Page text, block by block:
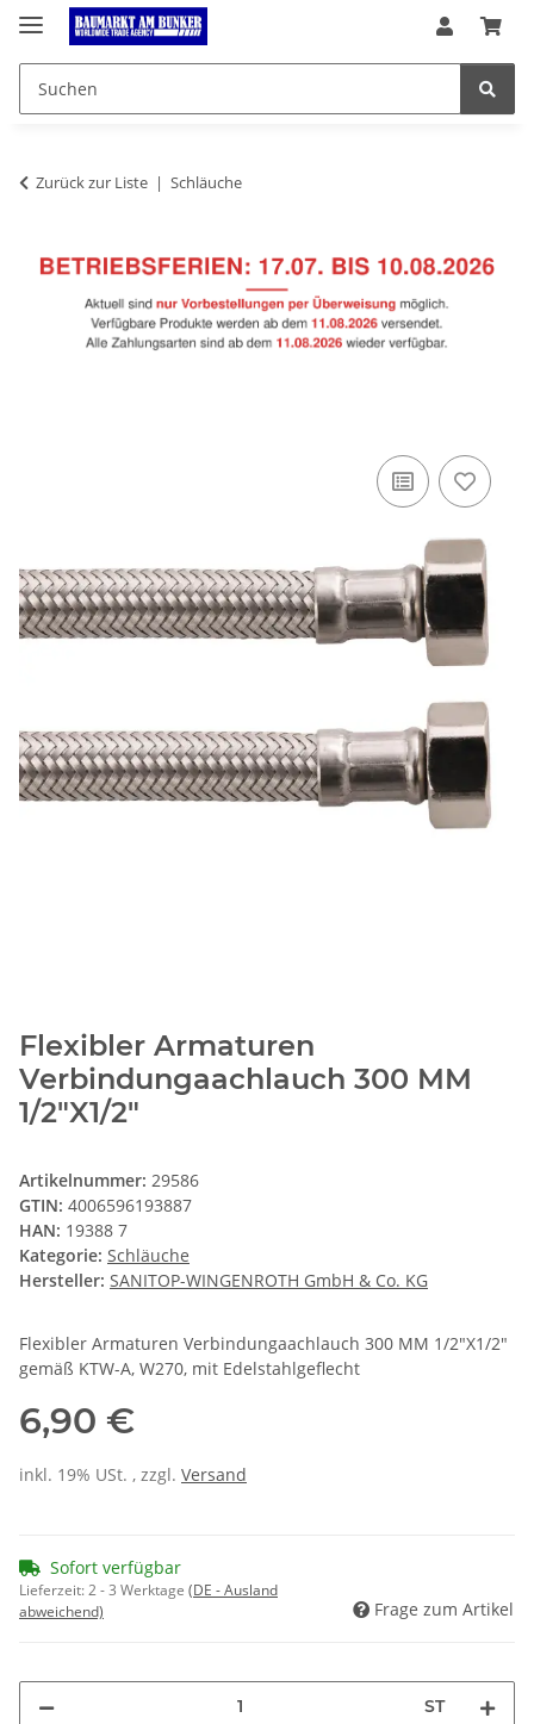
Zurück zur Liste Schläuche
Flexibler Armaturen
Verbindungaachlauch 300 MM
1/2"X1/2"
Artikelnummer: 29586
GTIN: 4006596193887
HAN: 19388 7
Kategorie: Schläuche
Hersteller: SANITOP-WINGENROTH GmbH & Co. KG
Flexibler Armaturen Verbindungaachlauch 300 MM 1/2"X1/2"
gemäß KTW-A, W270, mit Edelstahlgeflecht
6,90 €
inkl. 19% USt. , zzgl. Versand
Sofort verfügbar
Lieferzeit:2 - 3 Werktage (DE - Ausland
abweichend)
Frage zum Artikel
ST